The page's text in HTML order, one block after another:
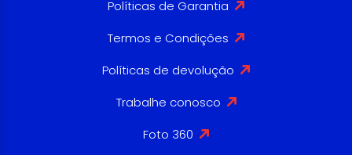
Políticas de Garantia
Termos e Condições
Políticas de devolução
Trabalhe conosco
Foto 360